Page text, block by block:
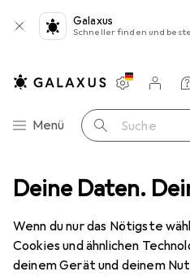
Deine Daten.
Wenn du nur das Nötigste
Cookies und ähnlichen
deinem Gerät und deinem
Galaxus
Schneller finden und
Navigation nach Kategorien
Menü Suche
Einstellungen
Kundenkonto
Merklisten
Warenkorb
Dekoration Weihnachtsdeko
5